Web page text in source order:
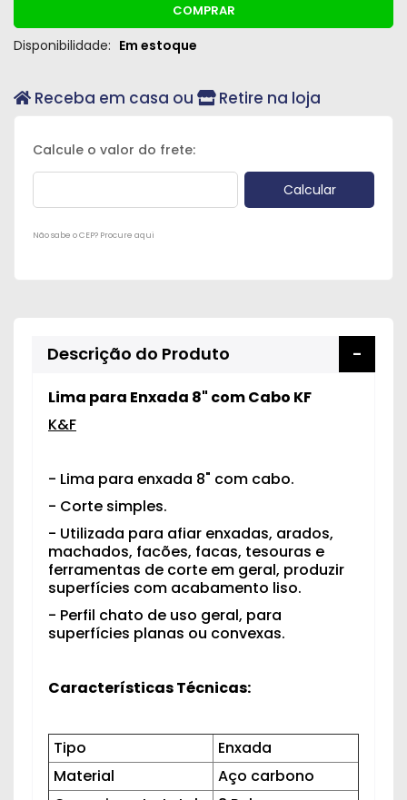
COMPRAR
Disponibilidade: Em estoque
Receba em casa ou Retire na loja
Não sabe o CEP? Procure aqui
Descrição do Produto
Lima para Enxada 8" com Cabo KF
K&F
- Lima para enxada 8" com cabo.
- Corte simples.
- Utilizada para afiar enxadas, arados,
machados, facões, facas, tesouras e
ferramentas de corte em geral, produzir
superfícies com acabamento liso.
- Perfil chato de uso geral, para
superfícies planas ou convexas.
Características Técnicas:
Tipo
Enxada
Material
Aço carbono